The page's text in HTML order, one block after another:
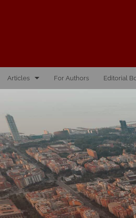
Articles
Vol. 1, Issue 1, 2016
Vol. 2, Issue 1, 2017
Vol. 2, Issue 2, 2017
Vol. 3, Issue 1, 2018
Vol. 3, Issue 2, 2018
For Authors Editorial